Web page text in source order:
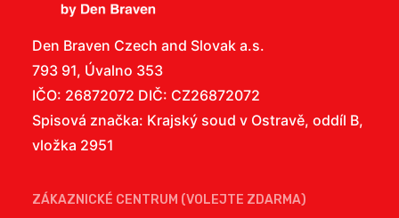
Den Braven Czech and Slovak a.s.
793 91, Úvalno 353
IČO: 26872072 DIČ: CZ26872072
Spisová značka: Krajský soud v Ostravě, oddíl B,
vložka 2951
ZÁKAZNICKÉ CENTRUM (VOLEJTE ZDARMA)